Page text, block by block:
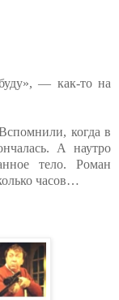
— как-то на
когда в
А наутро
тело. Роман
часов…